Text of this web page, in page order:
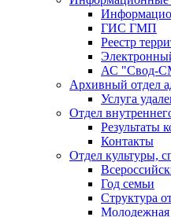
ГИС ГМП
Реестр
АС "Свод-
Архивный отдел
Услуга
Отдел
Результаты
Контакты
Отдел культуры,
Год семьи
Структура
Молодежная